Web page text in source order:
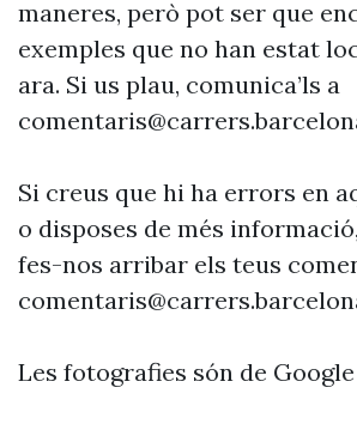
maneres, però pot ser que
exemples que no han estat
ara. Si us plau, comunica’ls a
Si creus que hi ha errors en
o disposes de més
fes-nos arribar els teus
Les fotografies són de